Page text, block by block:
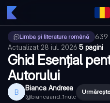
Limba și literatura română 639
Actualizat 28 iul. 2026·5 pagini
Ghid Esențial
Autorului
B Bianca Andreea
@biancaand_1nute
Urmărește